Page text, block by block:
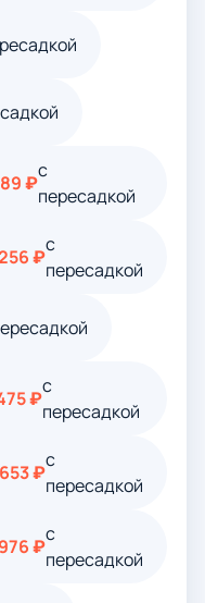
₽
с
пересадкой
₽
с
пересадкой
₽
с
пересадкой
₽
с
пересадкой
₽
с
пересадкой